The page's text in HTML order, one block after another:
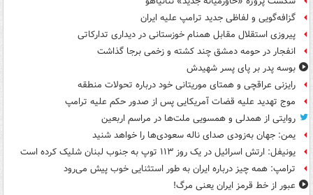
گزافه‌گویی و لفاظی جدید ترامپ علیه ایران
پیروزی استقلال مقابل همنام خوزستانی در دیداری تدارکاتی
انفجار در حومه دمشق چند کشته و زخمی برجا گذاشت
بوسه‌ پدر بر پای پسر شهیدش
رایزنی عراقچی و همتای موریتانی خود درباره تحولات منطقه
موج تهدید علیه قضات آمریکایی پس از صدور حکم علیه ترامپ
روایتی از همدلی و همسویی ملت‌ها در مراسم اربعین
یمن: جهان به‌زودی صدای ناله سعودی‌ها را خواهد شنید
یونیفل: ارتش اسرائیل در یک روز ۱۱۳ توپ به جنوب لبنان شلیک کرده است
ترامپ: همه چیز درباره ایران به طور استثنایی خوب پیش می‌رود
عبور از خط قرمز ایران یعنی مرگ!